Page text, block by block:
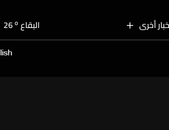
أخرى البقاع 26o
الجنوب 27o
28